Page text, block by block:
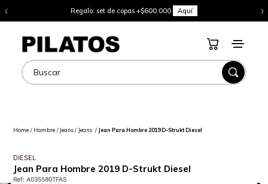
‹ Regalo: set de copas +$600.000 Aquí ›
Buscar
Hombre Jeans Jeans Jean Para Hombre 2019 D-Strukt Diesel
DIESEL
Jean Para Hombre 2019 D-Strukt Diesel
Ref:A035580TFAS